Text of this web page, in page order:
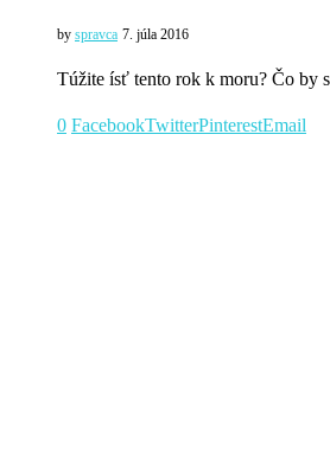
by spravca 7. júla 2016
Túžite ísť tento rok k moru? Čo by
0 FacebookTwitterPinterestEmail